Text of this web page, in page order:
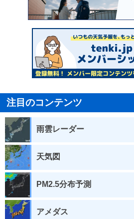
注目のコンテンツ
雨雲レーダー
天気図
PM2.5分布予測
アメダス